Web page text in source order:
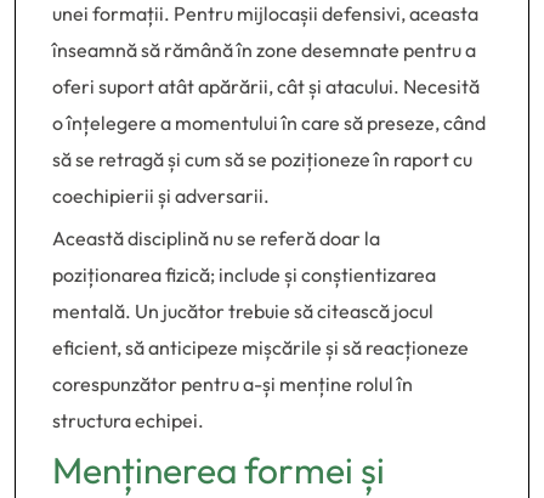
unei formații. Pentru mijlocașii defensivi, aceasta
înseamnă să rămână în zone desemnate pentru a
oferi suport atât apărării, cât și atacului. Necesită
o înțelegere a momentului în care să preseze, când
să se retragă și cum să se poziționeze în raport cu
coechipierii și adversarii.
Această disciplină nu se referă doar la
poziționarea fizică; include și conștientizarea
mentală. Un jucător trebuie să citească jocul
eficient, să anticipeze mișcările și să reacționeze
corespunzător pentru a-și menține rolul în
structura echipei.
Menținerea formei și